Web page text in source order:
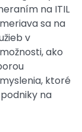
na ITIL
sa na
v
ako
ktoré
na